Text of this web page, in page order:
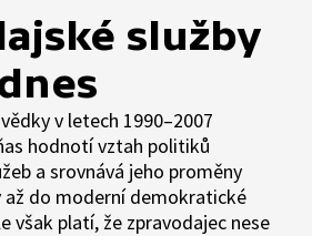
služby
v letech 1990–2007
hodnotí vztah politiků
a srovnává jeho proměny
až do moderní demokratické
však platí, že zpravodajec nese